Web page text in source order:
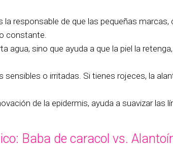
la responsable de que las pequeñas marcas,
constante.
agua, sino que ayuda a que la piel la
sensibles o irritadas. Si tienes rojeces, la
de la epidermis, ayuda a suavizar las
Baba de caracol vs.